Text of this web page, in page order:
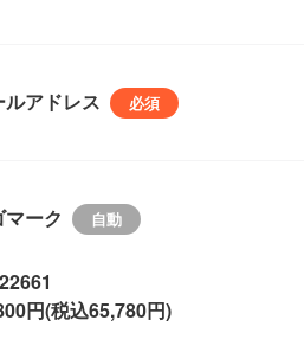
ルアドレス
マーク
円(税込65,780円)